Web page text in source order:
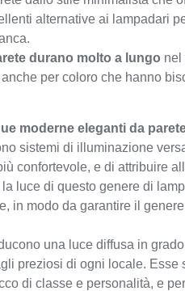
alternative ai lampadari
durano molto a lungo nel
per coloro che hanno
moderne eleganti da
sistemi di illuminazione
confortevole, e di attribuire
luce di questo genere di
in modo da garantire il
una luce diffusa in
preziosi di ogni locale. Esse
di classe e personalità, e